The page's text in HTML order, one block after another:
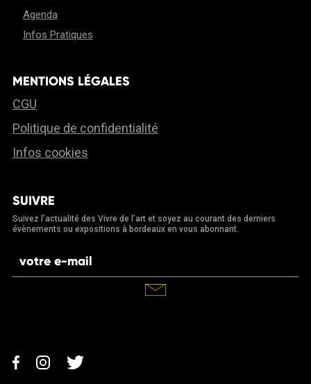
Agenda
Infos Pratiques
MENTIONS LÉGALES
CGU
Politique de confidentialité
Infos cookies
SUIVRE
Suivez l’actualité des Vivre de l’art et soyez au courant des derniers
évènements ou expositions à bordeaux en vous abonnant.